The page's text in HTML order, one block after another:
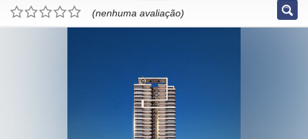
(nenhuma avaliação)